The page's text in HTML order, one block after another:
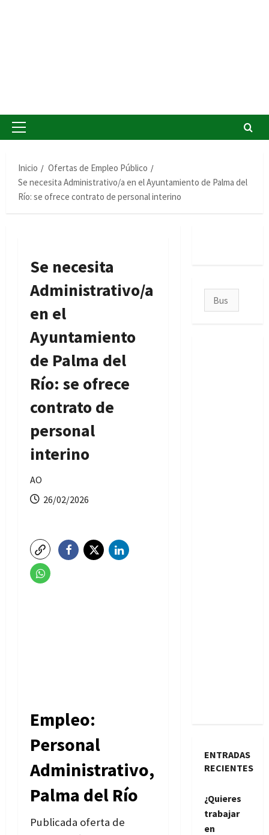
Menú
Inicio
Ofertas de Empleo Público
Se necesita Administrativo/a en el Ayuntamiento de Palma del
Río: se ofrece contrato de personal interino
Se necesita
Administrativo/a
en el
Ayuntamiento
de Palma del
Río: se ofrece
contrato de
personal
interino
AO
26/02/2026
Empleo:
Personal
Administrativo,
Palma del Río
Publicada oferta de
Buscar:
ENTRADAS
RECIENTES
¿Quieres
trabajar
en